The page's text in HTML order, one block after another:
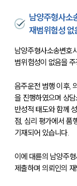
남양주형사소
재범위험성 없
남양주형사소송변호
범위험성이 없음을
음주운전 범행 이후,
을 진행하였으며 상
반성적 태도와 함께
점, 심리 평가에서 품
기재되어 있습니다.
이에 대륜의 남양주
제출하며 의뢰인의